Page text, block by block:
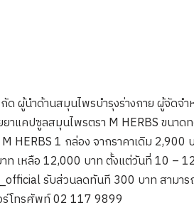
ด ผู้นำด้านสมุนไพรบำรุงร่างกาย ผู้จัด
าแคปซูลสมุนไพรตรา M HERBS ขนา
HERBS 1 กล่อง จากราคาเดิม
ท เหลือ 12,000 บาท ตั้งแต่วันที่ 10
รับส่วนลดทันที 300 บาท สามา
ร์โทรศัพท์ 02 117 9899